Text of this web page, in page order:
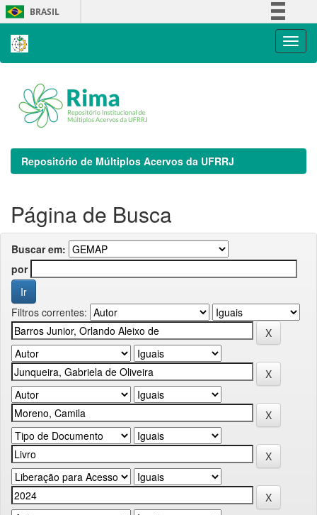
Skip
navigation
BRASIL
Repositório de Múltiplos Acervos da UFRRJ
Página de Busca
Buscar em:
por
Filtros correntes: